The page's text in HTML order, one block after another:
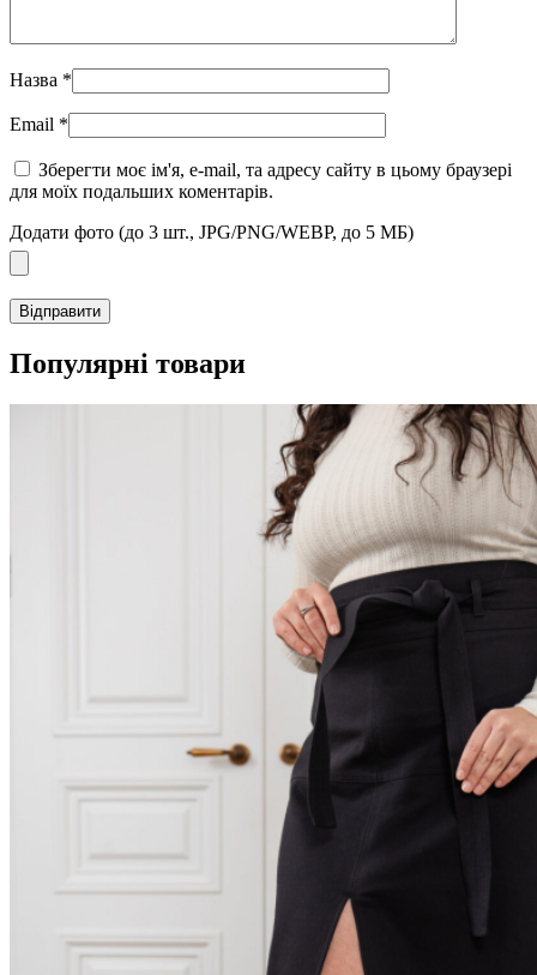
Назва *
Email *
Зберегти моє ім'я, e-mail, та адресу сайту в цьому браузері
для моїх подальших коментарів.
Додати фото (до 3 шт., JPG/PNG/WEBP, до 5 МБ)
Популярні товари